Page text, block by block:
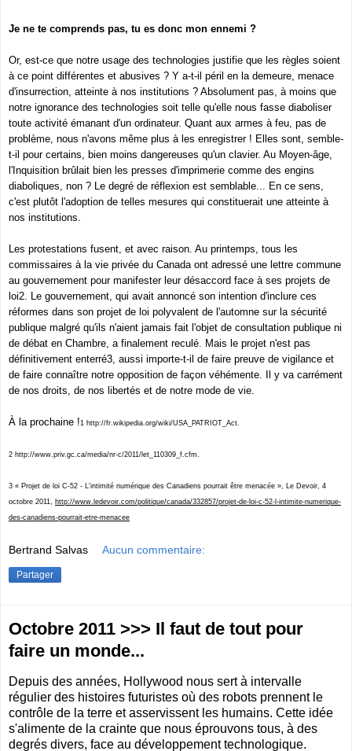
Je ne te comprends pas, tu es donc mon ennemi ?
Or, est-ce que notre usage des technologies justifie que les règles soient
à ce point différentes et abusives ? Y a-t-il péril en la demeure, menace
d'insurrection, atteinte à nos institutions ? Absolument pas, à moins que
notre ignorance des technologies soit telle qu'elle nous fasse diaboliser
toute activité émanant d'un ordinateur. Quant aux armes à feu, pas de
problème, nous n'avons même plus à les enregistrer ! Elles sont, semble-
t-il pour certains, bien moins dangereuses qu'un clavier. Au Moyen-âge,
l'Inquisition brûlait bien les presses d'imprimerie comme des engins
diaboliques, non ? Le degré de réflexion est semblable... En ce sens,
c'est plutôt l'adoption de telles mesures qui constituerait une atteinte à
nos institutions.
Les protestations fusent, et avec raison. Au printemps, tous les
commissaires à la vie privée du Canada ont adressé une lettre commune
au gouvernement pour manifester leur désaccord face à ses projets de
loi2. Le gouvernement, qui avait annoncé son intention d'inclure ces
réformes dans son projet de loi polyvalent de l'automne sur la sécurité
publique malgré qu'ils n'aient jamais fait l'objet de consultation publique ni
de débat en Chambre, a finalement reculé. Mais le projet n'est pas
définitivement enterré3, aussi importe-t-il de faire preuve de vigilance et
de faire connaître notre opposition de façon véhémente. Il y va carrément
de nos droits, de nos libertés et de notre mode de vie.
À la prochaine !1 http://fr.wikipedia.org/wiki/USA_PATRIOT_Act.
2 http://www.priv.gc.ca/media/nr-c/2011/let_110309_f.cfm.
3 « Projet de loi C-52 - L'intimité numérique des Canadiens pourrait être menacée », Le Devoir, 4
octobre 2011, http://www.ledevoir.com/politique/canada/332857/projet-de-loi-c-52-l-intimite-numerique-
des-canadiens-pourrait-etre-menacee
Bertrand Salvas Aucun commentaire:
Partager
Octobre 2011 >>> Il faut de tout pour
faire un monde...
Depuis des années, Hollywood nous sert à intervalle
régulier des histoires futuristes où des robots prennent le
contrôle de la terre et asservissent les humains. Cette idée
s'alimente de la crainte que nous éprouvons tous, à des
degrés divers, face au développement technologique.